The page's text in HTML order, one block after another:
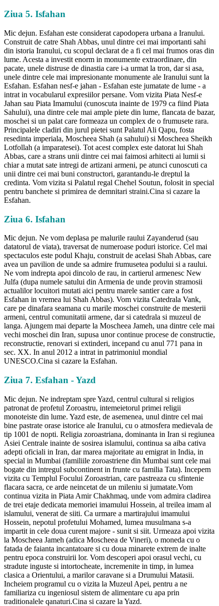
Ziua 5. Isfahan
Mic dejun. Esfahan este considerat capodopera urbana a Iranului.
Construit de catre Shah Abbas, unul dintre cei mai importanti sahi
din istoria Iranului, cu scopul declarat de a fi cel mai frumos oras din
lume. Acesta a investit enorm in monumente extraordinare, din
pacate, unele distruse de dinastia care i-a urmat la tron, dar si asa,
unele dintre cele mai impresionante monumente ale Iranului sunt la
Esfahan. Esfahan nesf-e jahan - Esfahan este jumatate de lume - a
intrat in vocabularul expresiilor persane. Vom vizita Piata Nesf-e
Jahan sau Piata Imamului (cunoscuta inainte de 1979 ca fiind Piata
Sahului), una dintre cele mai ample piete din lume, flancata de bazar,
moschei si un palat care formeaza un complex de o frumusete rara.
Principalele cladiri din jurul pietei sunt Palatul Ali Qapu, fosta
resedinta imperiala, Moscheea Shah (a sahului) si Moscheea Sheikh
Lotfollah (a imparatesei). Tot acest complex este datorat lui Shah
Abbas, care a strans unii dintre cei mai faimosi arhitecti ai lumii si
chiar a mutat sate intregi de artizani armeni, pe atunci cunoscuti ca
unii dintre cei mai buni constructori, garantandu-le dreptul la
credinta. Vom vizita si Palatul regal Chehel Soutun, folosit in special
pentru banchete si primirea de demnitari straini.Cina si cazare la
Esfahan.
Ziua 6. Isfahan
Mic dejun. Ne vom deplasa pe malurile raului Zayanderud (sau
datatorul de viata), traversat de numeroase poduri istorice. Cel mai
spectaculos este podul Khaju, construit de acelasi Shah Abbas, care
avea un pavilion de unde sa admire frumusetea podului si a raului.
Ne vom indrepta apoi dincolo de rau, in cartierul armenesc New
Julfa (dupa numele satului din Armenia de unde provin stramosii
actualilor locuitori mutati aici pentru marele santier care a fost
Esfahan in vremea lui Shah Abbas). Vom vizita Catedrala Vank,
care pe dinafara seamana cu marile moschei construite de mesterii
armeni, centrul comunitatii armene, dar si catedrala si muzeul de
langa. Ajungem mai departe la Moscheea Jameh, una dintre cele mai
vechi moschei din Iran, supusa unor continue procese de constructie,
reconstructie, renovari si extinderi, incepand cu anul 771 pana in
sec. XX. In anul 2012 a intrat in patrimoniul mondial
UNESCO.Cina si cazare la Esfahan.
Ziua 7. Esfahan - Yazd
Mic dejun. Ne indreptam spre Yazd, centrul cultural si religios
patronat de profetul Zoroastru, intemeietorul primei religii
monoteiste din lume. Yazd este, de asemenea, unul dintre cel mai
bine pastrate orase istorice ale Iranului, cu o atmosfera medievala de
tip 1001 de nopti. Religia zoroastriana, dominanta in Iran si regiunea
Asiei Centrale inainte de sosirea islamului, continua sa aiba cativa
adepti oficiali in Iran, dar marea majoritate au emigrat in India, in
special in Mumbai (familiile zoroastriene din Mumbai sunt cele mai
bogate din intregul subcontinent in frunte cu familia Tata). Incepem
vizita cu Templul Focului Zoroastrian, care pastreaza cu sfintenie
flacara sacra, ce arde neincetat de un mileniu si jumatate.Vom
continua vizita in Piata Amir Chakhmaq, unde vom admira cladirea
de trei etaje dedicata memoriei imamului Hossein, al treilea imam al
islamului, venerat de siiti. Ca urmare a martirajului imamului
Hossein, nepotul profetului Mohamed, lumea musulmana s-a
impartit in cele doua curent majore - sunit si siit. Urmeaza apoi vizita
la Moscheea Jameh (adica Moscheea de Vineri), o moneda cu o
fatada de faianta incantatoare si cu doua minarete extrem de inalte
pentru epoca construirii lor. Vom descoperi apoi orasul vechi, cu
stradute inguste si intortocheate, incremenite in timp, in lumea
clasica a Orientului, a marilor caravane si a Drumului Matasii.
Incheiem programul cu o vizita la Muzeul Apei, pentru a ne
familiariza cu ingeniosul sistem de alimentare cu apa prin
traditionalele qanaturi.Cina si cazare la Yazd.